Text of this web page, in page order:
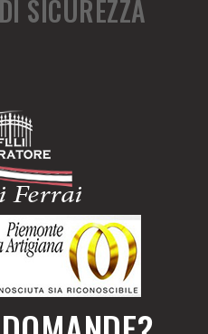
SICUREZZA